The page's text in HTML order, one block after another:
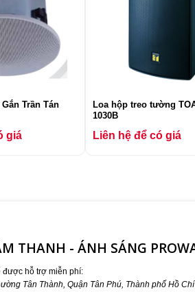
Gắn Trần Tán
giá
Loa hộp treo tường
1030B
Liên hệ để có giá
THANH - ÁNH SÁNG
được hỗ trợ miễn phí:
Tân Thành, Quận Tân Phú, Thành phố Hồ